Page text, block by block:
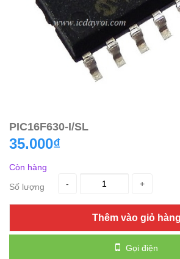
PIC16F630-I/SL
35.000₫
Còn hàng
Số lượng
- +
Thêm vào giỏ hàng
Gọi điện